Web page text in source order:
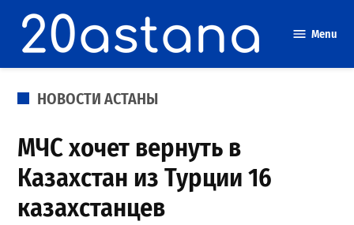
content
Menu
POSTED
НОВОСТИ АСТАНЫ
МЧС хочет вернуть в
Казахстан из Турции 16
казахстанцев